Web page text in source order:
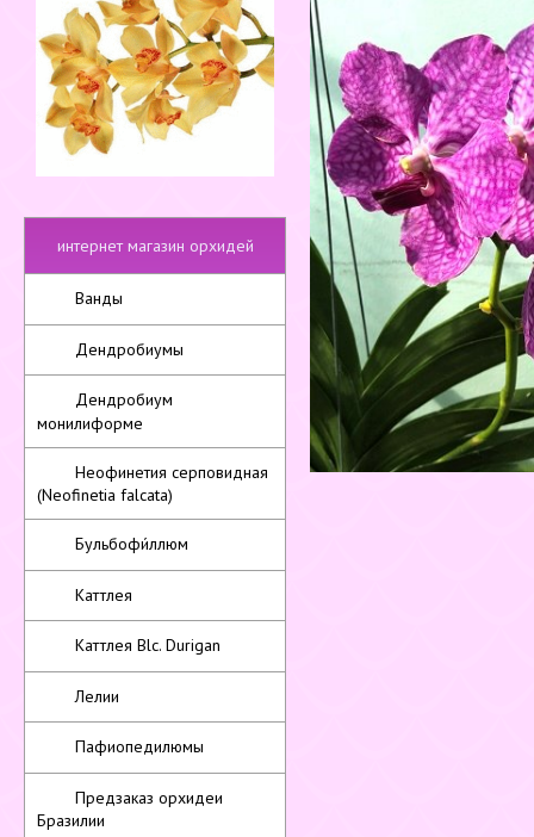
интернет магазин орхидей
Ванды
Дендробиумы
Дендробиум
монилиформе
Неофинетия серповидная
(Neofinetia falcata)
Бульбофи́ллюм
Каттлея
Каттлея Blc. Durigan
Лелии
Пафиопедилюмы
Предзаказ орхидеи
Бразилии